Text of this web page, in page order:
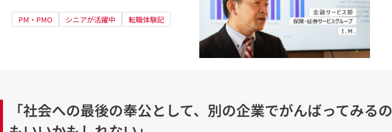
ごした私の流儀
PM・PMO シニアが活躍中 転職体験記
「社会への最後の奉公として、別の企業でがんばってみるの